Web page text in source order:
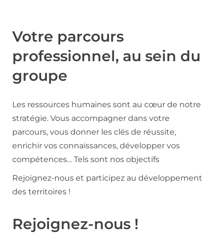
Votre parcours
professionnel, au sein du
groupe
Les ressources humaines sont au cœur de notre
stratégie. Vous accompagner dans votre
parcours, vous donner les clés de réussite,
enrichir vos connaissances, développer vos
compétences… Tels sont nos objectifs
Rejoignez-nous et participez au développement
des territoires !
Rejoignez-nous !